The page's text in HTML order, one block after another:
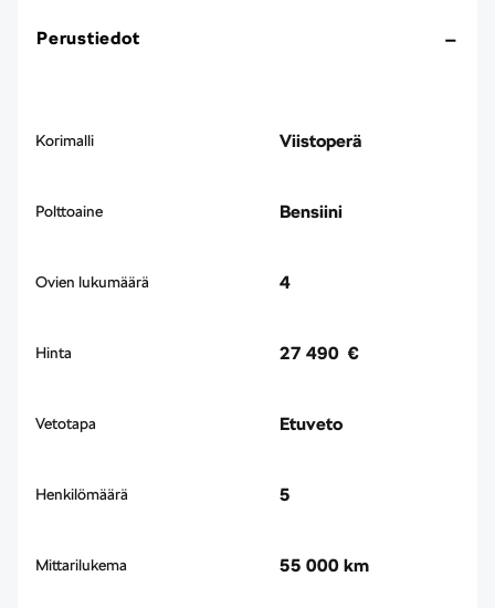
Perustiedot
Korimalli Viistoperä
Polttoaine Bensiini
Ovien lukumäärä 4
Hinta 27 490 €
Vetotapa Etuveto
Henkilömäärä 5
Mittarilukema 55 000 km